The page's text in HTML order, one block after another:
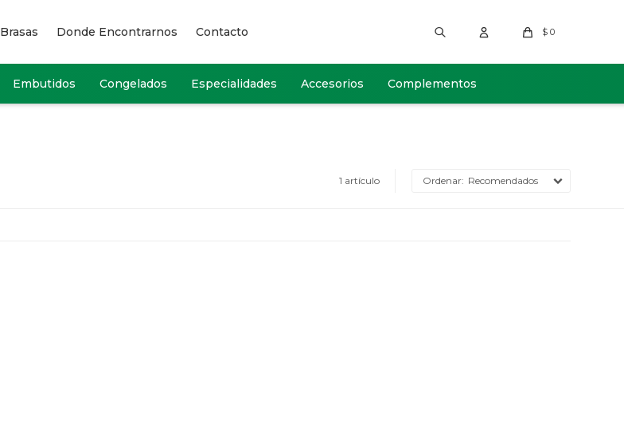
Embutidos Congelados Especialidades Accesorios Complementos
$ 0
Brasas Donde Encontrarnos Contacto
1 artículo Recomendados